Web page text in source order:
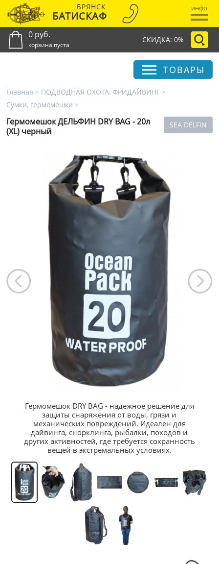
БРЯНСК
БАТИСКАФ
инфо
0 руб.
корзина пуста
СКИДКА: 0%
ТОВАРЫ
Главная > ПОДВОДНАЯ ОХОТА, ФРИДАЙВИНГ >
Сумки, гермомешки >
SEA DELFIN
Гермомешок ДЕЛЬФИН DRY BAG - 20л
(XL) черный
Гермомешок DRY BAG - надежное решение для
защиты снаряжения от воды, грязи и
механических повреждений. Идеален для
дайвинга, снорклинга, рыбалки, походов и
других активностей, где требуется сохранность
вещей в экстремальных условиях.